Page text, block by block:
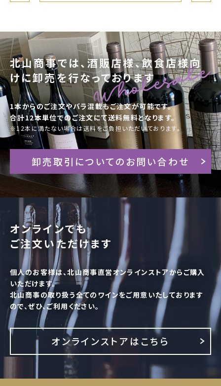
北山商事では、酒販店様、飲食店様向
けに卸売を行なっております
1本からのご注文やバラ混載もご注文が可能です。
合計12本単位でのご注文にて送料無料となります。
※12本に満たない場合は送料をご負担いただいております。
卸売取引についてのお問い合わせ
オンラインでも
ご注文いただけます
個人のお客様は、北山商事直営オンラインストアからご購入
いただけます。
北山商事の取り扱う全てのワインをご用意いたしております
ので、ぜひ、ご利用ください。
オンラインストアはこちら